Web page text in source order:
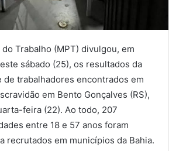
Trabalho (MPT) divulgou, em
sábado (25), os resultados da
de trabalhadores encontrados em
em Bento Gonçalves (RS),
feira (22). Ao todo, 207
entre 18 e 57 anos foram
recrutados em municípios da Bahia.